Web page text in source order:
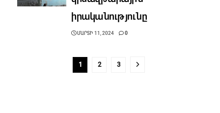
իրականությունը
ՄԱՐՏԻ 11, 2024 0
1 2 3